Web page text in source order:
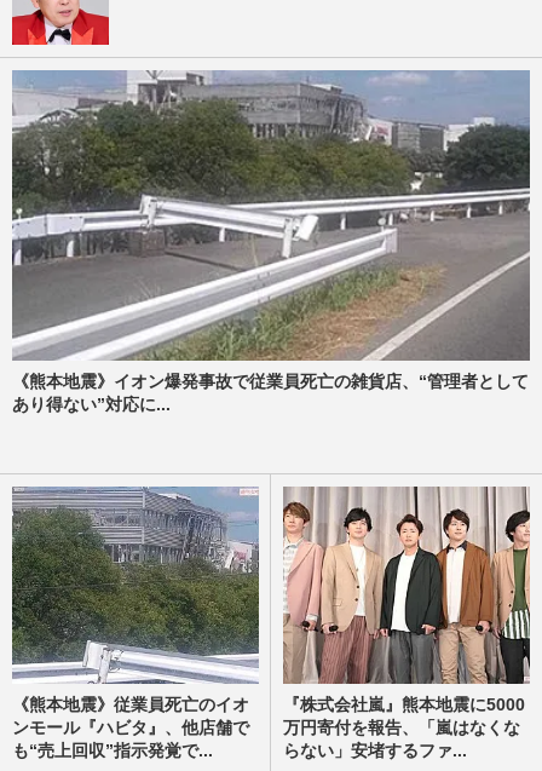
《熊本地震》イオン爆発事故で従業員死亡の雑貨店、“管理者として
あり得ない”対応に...
《熊本地震》従業員死亡のイオ
ンモール『ハビタ』、他店舗で
も“売上回収”指示発覚で...
『株式会社嵐』熊本地震に5000
万円寄付を報告、「嵐はなくな
らない」安堵するファ...